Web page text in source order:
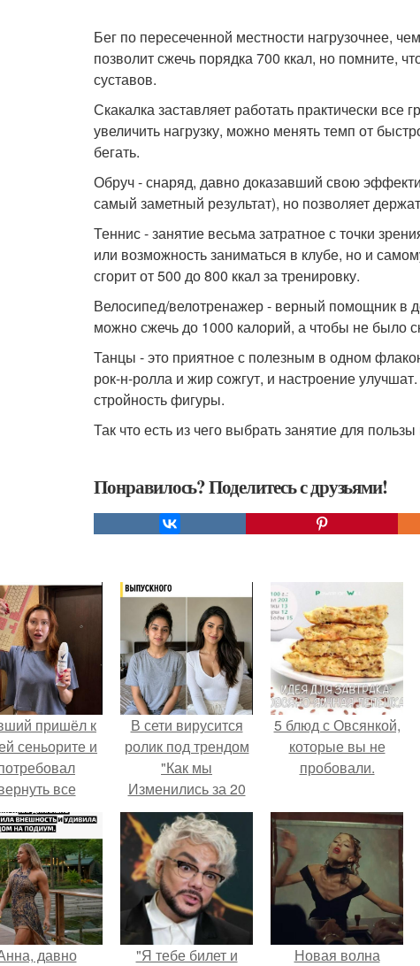
Бег по пересеченной местности нагрузочнее,
позволит сжечь порядка 700 ккал, но помните,
суставов.
Скакалка заставляет работать практически
увеличить нагрузку, можно менять темп от
бегать.
Обруч - снаряд, давно доказавший свою
самый заметный результат), но позволяет
Теннис - занятие весьма затратное с точки
или возможность заниматься в клубе, но и
сгорит от 500 до 800 ккал за тренировку.
Велосипед/велотренажер - верный помощник в
можно сжечь до 1000 калорий, а чтобы не было
Танцы - это приятное с полезным в одном
рок-н-ролла и жир сожгут, и настроение
стройность фигуры.
Так что есть из чего выбрать занятие для
Понравилось? Поделитесь с друзьями!
пришёл к
сеньорите и
все
подарки.
В сети вирусится
ролик под трендом
"Как мы
Изменились за 20
лет".
5 блюд с Овсянкой,
которые вы не
пробовали.
давно "Я тебе билет и Новая волна